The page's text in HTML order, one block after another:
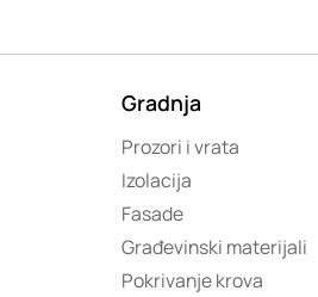
Gradnja
Prozori i vrata
Izolacija
Fasade
Građevinski materijali
Pokrivanje krova